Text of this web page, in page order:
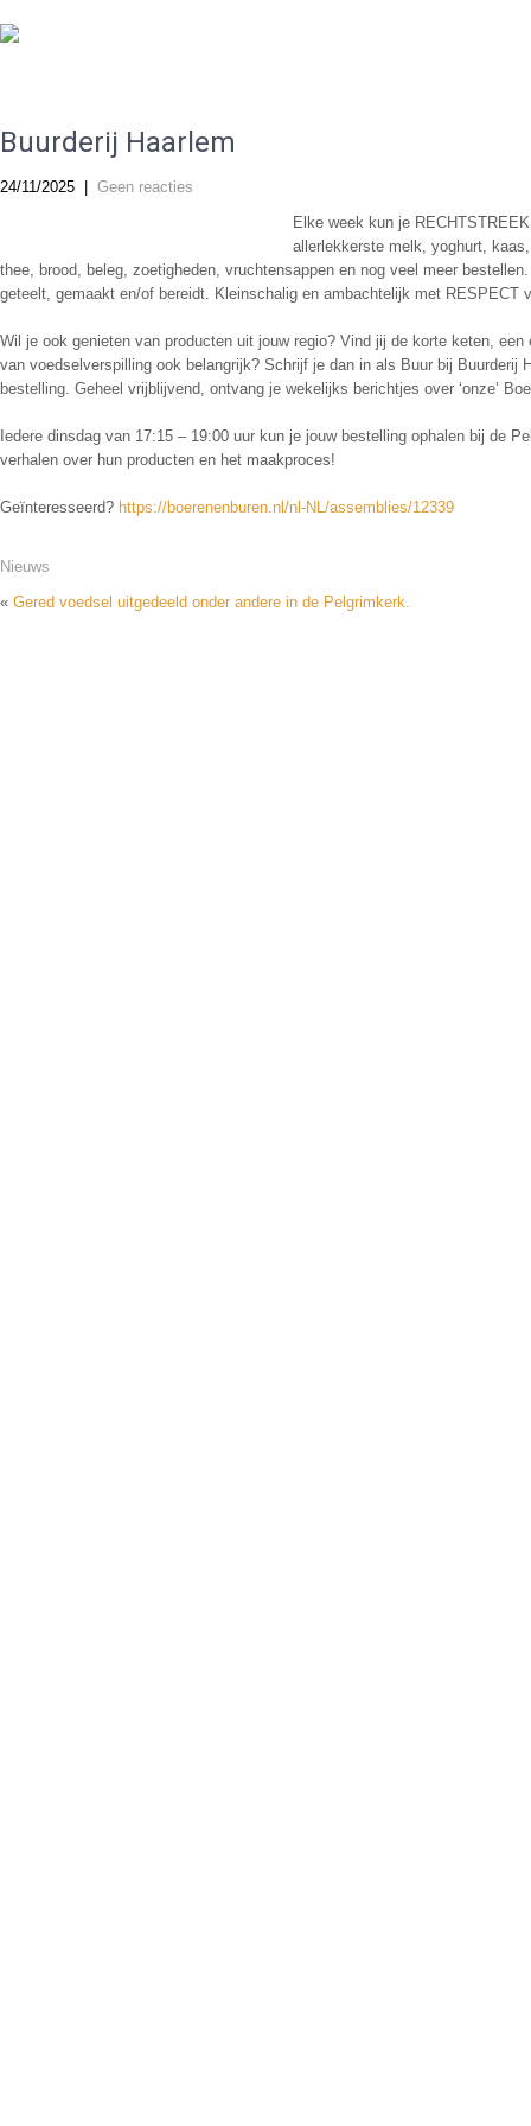
Buurderij Haarlem
24/11/2025
Geen reacties
Elke week kun je
allerlekkerste melk, yoghurt,
thee, brood, beleg, zoetigheden, vruchtensappen en nog veel meer
geteelt, gemaakt en/of bereidt. Kleinschalig en ambachtelijk met RESPECT
Wil je ook genieten van producten uit jouw regio? Vind jij de korte keten,
van voedselverspilling ook belangrijk? Schrijf je dan in als Buur bij Buurderij
bestelling. Geheel vrijblijvend, ontvang je wekelijks berichtjes over ‘onze’
Iedere dinsdag van 17:15 – 19:00 uur kun je jouw bestelling ophalen bij de
verhalen over hun producten en het maakproces!
Geïnteresseerd? https://boerenenburen.nl/nl-NL/assemblies/12339
Nieuws
« Gered voedsel uitgedeeld onder andere in de Pelgrimkerk.